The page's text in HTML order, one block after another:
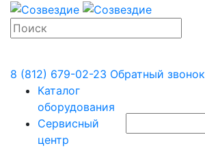
8 (812) 679-02-23 Обратный звонок
Каталог
оборудования
Сервисный
центр